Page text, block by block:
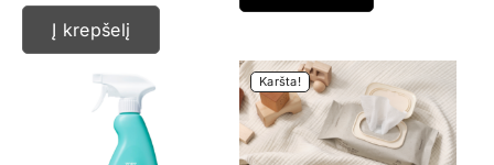
Į krepšelį
Karšta!